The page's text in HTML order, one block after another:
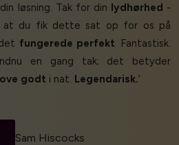
løsning. Tak for din lydhørhed -
at du fik dette sat op for os på
fungerede perfekt. Fantastisk.
en gang tak; det betyder
godt i nat. Legendarisk.’
Sam Hiscocks